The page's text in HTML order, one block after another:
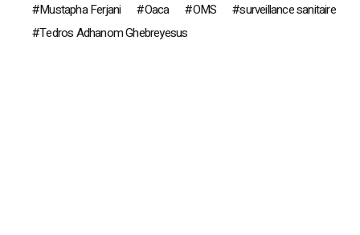
Mustapha Ferjani
Oaca OMS
surveillance sanitaire
Tedros Adhanom Ghebreyesus